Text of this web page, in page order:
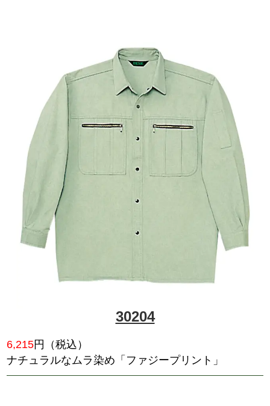
52104
4,565 円（税込）
ワーカーのプライドに響くクー